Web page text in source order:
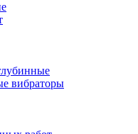
вибраторы